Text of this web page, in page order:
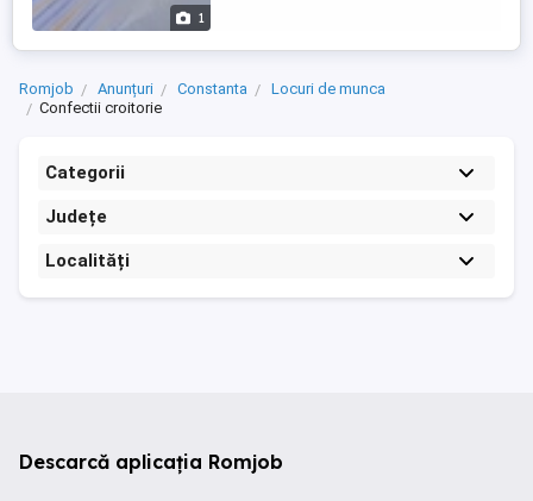
1
Romjob Anunțuri Constanta
Locuri de munca
Confectii croitorie
Categorii
Județe
Localități
Descarcă aplicația Romjob